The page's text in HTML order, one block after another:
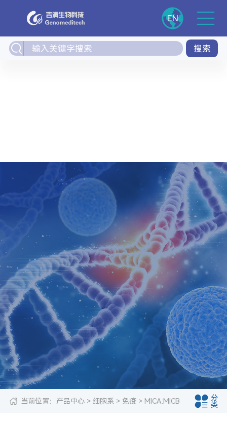
EN
搜索
当前位置： 产品中心> 细胞系 > 免疫> MICA:MICB
分
类